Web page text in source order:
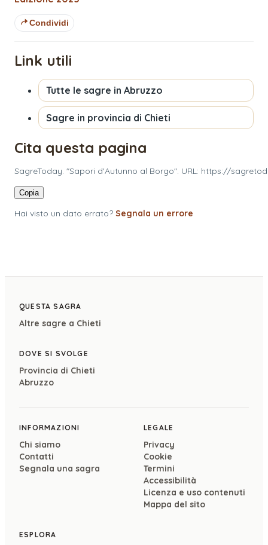
Condividi
Link utili
Tutte le sagre in Abruzzo
Sagre in provincia di Chieti
Cita questa pagina
SagreToday. "Sapori d'Autunno al Borgo". URL: https://
Copia
Hai visto un dato errato? Segnala un errore
QUESTA SAGRA
Altre sagre a Chieti
DOVE SI SVOLGE
Provincia di Chieti
Abruzzo
INFORMAZIONI
Chi siamo
Contatti
Segnala una sagra
LEGALE
Privacy
Cookie
Termini
Accessibilità
Licenza e uso contenuti
Mappa del sito
ESPLORA